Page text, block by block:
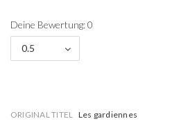
Deine Bewertung: 0
0.5
ORIGINAL TITEL Les gardiennes